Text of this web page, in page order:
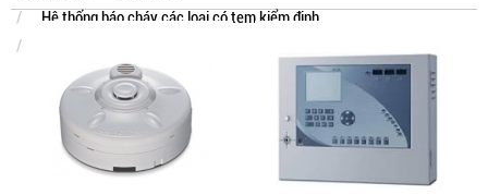
Hệ thống báo cháy các loại có tem kiểm định